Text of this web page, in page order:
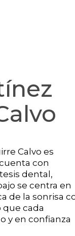
Calvo es
con
dental,
se centra en
de la sonrisa
cada
y en confianza